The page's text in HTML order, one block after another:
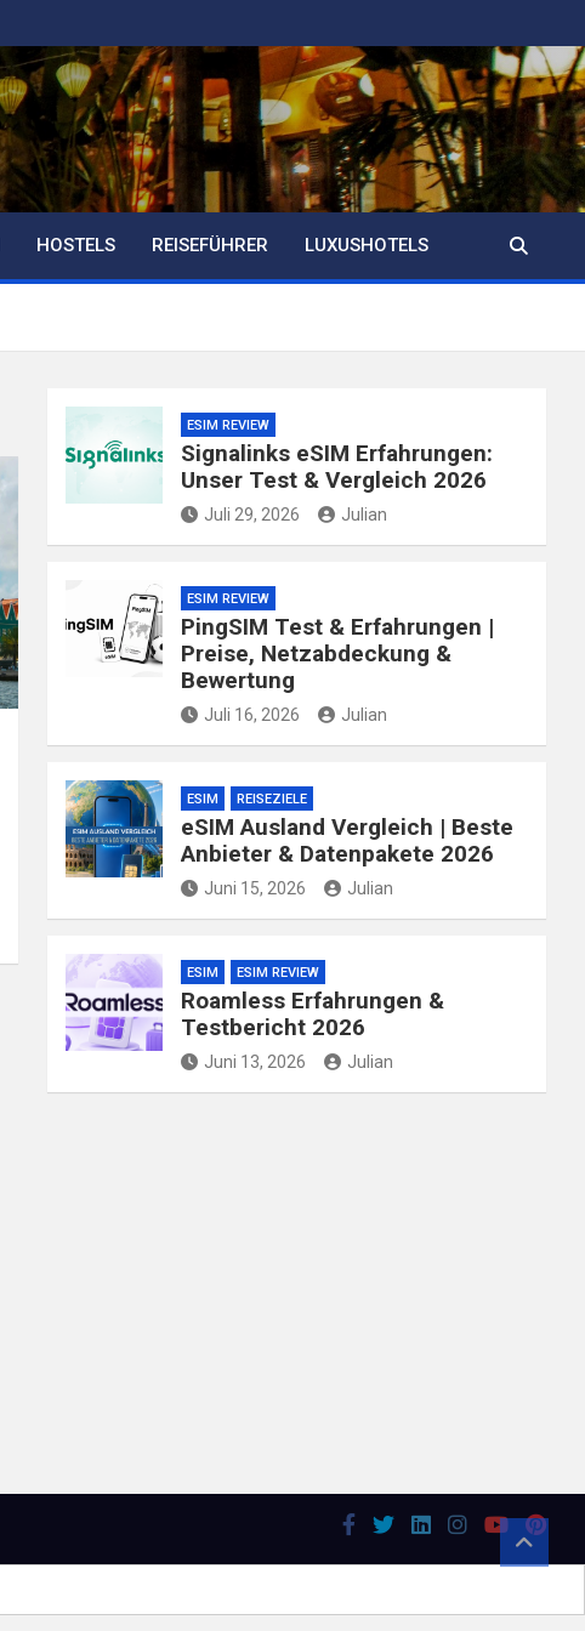
HOSTELS REISEFÜHRER LUXUSHOTELS
ESIM REVIEW
Signalinks eSIM Erfahrungen:
Unser Test & Vergleich 2026
Juli 29, 2026 Julian
ESIM REVIEW
PingSIM Test & Erfahrungen |
Preise, Netzabdeckung &
Bewertung
Juli 16, 2026 Julian
ESIM REISEZIELE
eSIM Ausland Vergleich | Beste
Anbieter & Datenpakete 2026
Juni 15, 2026 Julian
ESIM ESIM REVIEW
Roamless Erfahrungen &
Testbericht 2026
Juni 13, 2026 Julian